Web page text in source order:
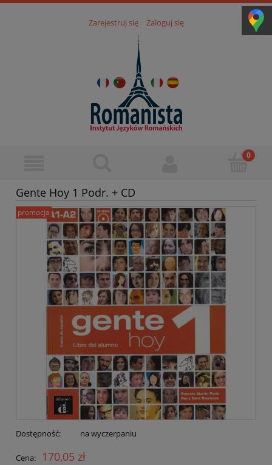
Zarejestruj się Zaloguj się
Gente Hoy 1 Podr. + CD
promocja
Dostępność: na wyczerpaniu
Cena: 170,05 zł